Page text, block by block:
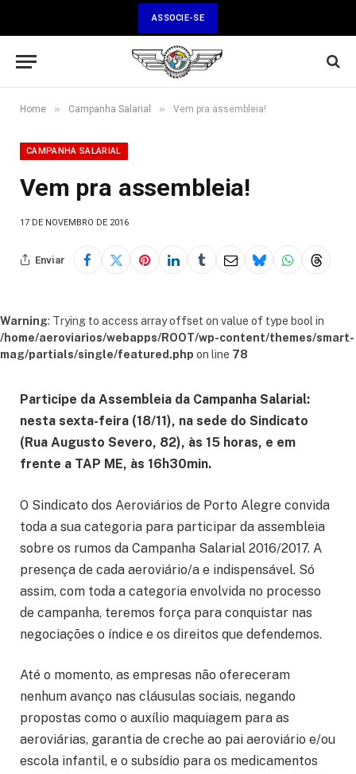
ASSOCIE-SE
Home » Campanha Salarial » Vem pra assembleia!
CAMPANHA SALARIAL
Vem pra assembleia!
17 DE NOVEMBRO DE 2016
Enviar
Warning: Trying to access array offset on value of type bool in
/home/aeroviarios/webapps/ROOT/wp-content/themes/smart-
mag/partials/single/featured.php on line 78
Participe da Assembleia da Campanha Salarial:
nesta sexta-feira (18/11), na sede do Sindicato
(Rua Augusto Severo, 82), às 15 horas, e em
frente a TAP ME, às 16h30min.
O Sindicato dos Aeroviários de Porto Alegre convida
toda a sua categoria para participar da assembleia
sobre os rumos da Campanha Salarial 2016/2017. A
presença de cada aeroviário/a e indispensável. Só
assim, com toda a categoria envolvida no processo
de campanha, teremos força para conquistar nas
negociações o índice e os direitos que defendemos.
Até o momento, as empresas não ofereceram
nenhum avanço nas cláusulas sociais, negando
propostas como o auxílio maquiagem para as
aeroviárias, garantia de creche ao pai aeroviário e/ou
escola infantil, e o subsídio para os medicamentos